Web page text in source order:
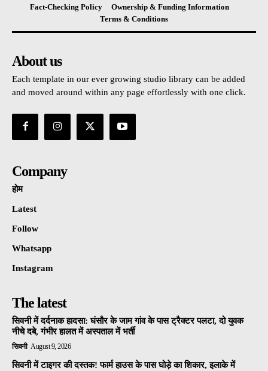
Fact-Checking Policy
Ownership & Funding Information
Terms & Conditions
About us
Each template in our ever growing studio library can be added
and moved around within any page effortlessly with one click.
Company
होम
Latest
Follow
Whatsapp
Instagram
The latest
सिवनी में दर्दनाक हादसा: घंसौर के जाम गांव के पास ट्रैक्टर पलटा, दो युवक
नीचे दबे, गंभीर हालत में अस्पताल में भर्ती
सिवनी August 9, 2026
सिवनी में टाइगर की दस्तक! फार्म हाउस के पास घोड़े का शिकार, इलाके में